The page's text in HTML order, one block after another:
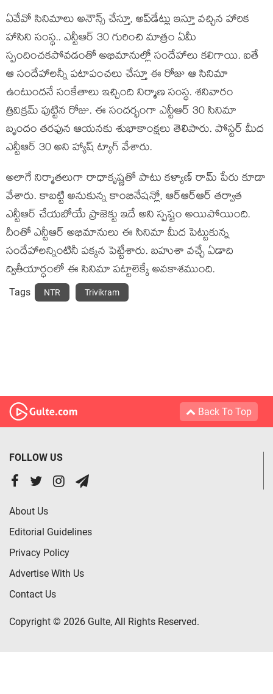
ఏవేవో సినిమాలు అనౌన్స్ చేస్తూ, అప్‌డేట్లు ఇస్తూ వచ్చిన హారిక
హాసిని సంస్థ.. ఎన్టీఆర్ 30 గురించి మాత్రం ఏమీ
స్పందించకపోవడంతో అభిమానుల్లో సందేహాలు కలిగాయి. ఐతే
ఆ సందేహాలన్నీ పటాపంచలు చేస్తూ ఈ రోజు ఆ సినిమా
ఉంటుందనే సంకేతాలు ఇచ్చింది నిర్మాణ సంస్థ. శనివారం
త్రివిక్రమ్ పుట్టిన రోజు. ఈ సందర్భంగా ఎన్టీఆర్ 30 సినిమా
బృందం తరఫున ఆయనకు శుభాకాంక్షలు తెలిపారు. పోస్టర్ మీద
ఎన్టీఆర్ 30 అని హ్యాష్ ట్యాగ్ వేశారు.
అలాగే నిర్మాతలుగా రాధాకృష్ణతో పాటు కళ్యాణ్ రామ్ పేరు కూడా
వేశారు. కాబట్టి అనుకున్న కాంబినేషన్లో, ఆర్ఆర్ఆర్ తర్వాత
ఎన్టీఆర్ చేయబోయే ప్రాజెక్టు ఇదే అని స్పష్టం అయిపోయింది.
దీంతో ఎన్టీఆర్ అభిమానులు ఈ సినిమా మీద పెట్టుకున్న
సందేహాలన్నింటినీ పక్కన పెట్టేశారు. బహుశా వచ్చే ఏడాది
ద్వితీయార్ధంలో ఈ సినిమా పట్టాలెక్కే అవకాశముంది.
Tags NTR Trivikram
Back To Top
FOLLOW US
About Us
Editorial Guidelines
Privacy Policy
Advertise With Us
Contact Us
Copyright © 2026 Gulte, All Rights Reserved.